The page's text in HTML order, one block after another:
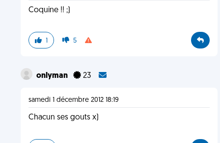
Coquine !! ;)
1 5
onlyman 23
samedi 1 décembre 2012 18:19
Chacun ses gouts x)